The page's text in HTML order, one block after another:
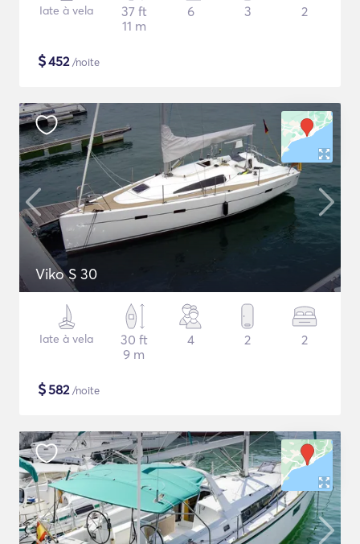
Iate à vela
37 ft
11 m
6 3 2
$452/noite
Viko S 30
Iate à vela
30 ft
9 m
4 2 2
$582/noite